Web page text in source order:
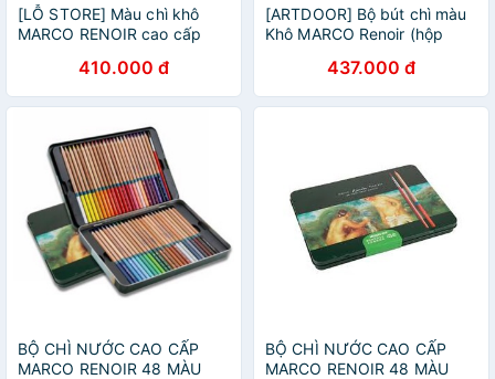
[LỖ STORE] Màu chì khô
MARCO RENOIR cao cấp
410.000 đ
[ARTDOOR] Bộ bút chì màu
Khô MARCO Renoir (hộp
437.000 đ
BỘ CHÌ NƯỚC CAO CẤP
MARCO RENOIR 48 MÀU
BỘ CHÌ NƯỚC CAO CẤP
MARCO RENOIR 48 MÀU